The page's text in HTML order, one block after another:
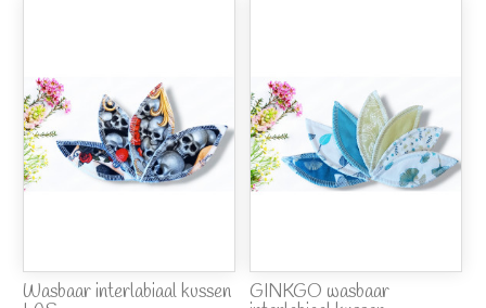
Wasbaar interlabiaal kussen GINKGO wasbaar